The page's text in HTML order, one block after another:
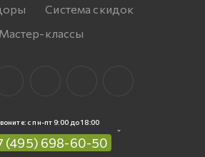
Система скидок
Мастер-классы
c пн-пт 9:00 до 18:00
(495) 698-60-50